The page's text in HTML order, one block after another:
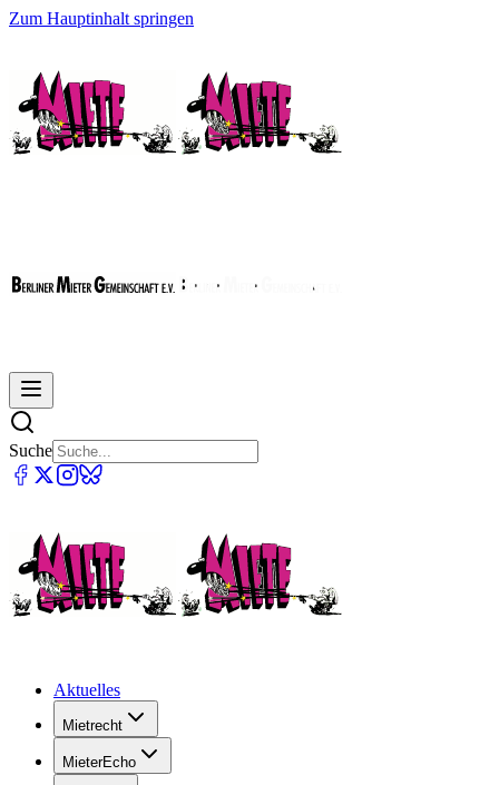
Zum Hauptinhalt springen
Suche
Aktuelles
Mietrecht
MieterEcho